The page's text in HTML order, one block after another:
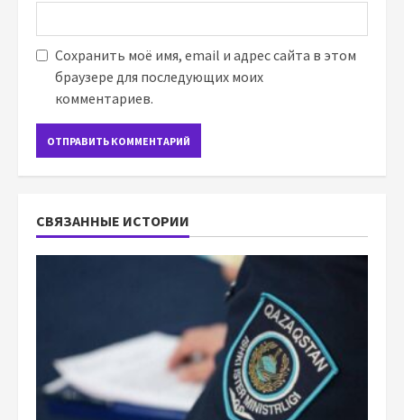
Сохранить моё имя, email и адрес сайта в этом
браузере для последующих моих
комментариев.
СВЯЗАННЫЕ ИСТОРИИ